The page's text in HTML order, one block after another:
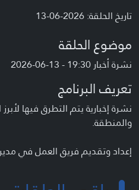
تاريخ الحلقة: 2026-06-13
موضوع الحلقة
نشرة أخبار 19:30 - 13-06-2026
تعريف البرنامج
نشرة إخبارية يتم التطرق فيها
والمنطقة.
إعداد وتقديم فريق العمل في